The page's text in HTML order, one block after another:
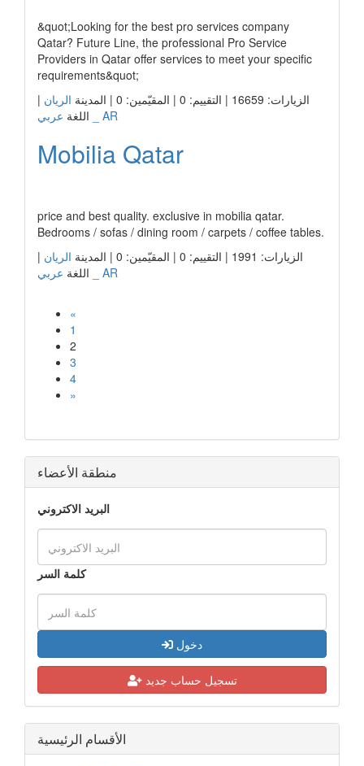
&quot;Looking for the best pro services company
Qatar? Future Line, the professional Pro Service
Providers in Qatar offer services to meet your specific
requirements&quot;
الزيارات: 16659 | التقييم: 0 | المقيّمين: 0 | المدينة
الريان |
اللغة عربي _ AR
Mobilia Qatar
price and best quality. exclusive in mobilia qatar.
Bedrooms / sofas / dining room / carpets / coffee tables.
الزيارات: 1991 | التقييم: 0 | المقيّمين: 0 | المدينة
الريان |
اللغة عربي _ AR
«
1
2
3
4
»
منطقة الأعضاء
البريد الاكتروني
كلمة السر
دخول
تسجيل حساب جديد
الأقسام الرئيسية